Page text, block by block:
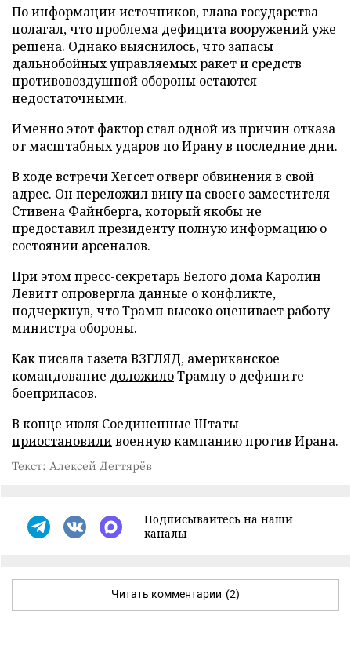
По информации источников, глава государства
полагал, что проблема дефицита вооружений уже
решена. Однако выяснилось, что запасы
дальнобойных управляемых ракет и средств
противовоздушной обороны остаются
недостаточными.
Именно этот фактор стал одной из причин отказа
от масштабных ударов по Ирану в последние дни.
В ходе встречи Хегсет отверг обвинения в свой
адрес. Он переложил вину на своего заместителя
Стивена Файнберга, который якобы не
предоставил президенту полную информацию о
состоянии арсеналов.
При этом пресс-секретарь Белого дома Каролин
Левитт опровергла данные о конфликте,
подчеркнув, что Трамп высоко оценивает работу
министра обороны.
Как писала газета ВЗГЛЯД, американское
командование доложилоТрампу о дефиците
боеприпасов.
В конце июля Соединенные Штаты
приостановиливоенную кампанию против Ирана.
Текст: Алексей Дегтярёв
Подписывайтесь на наши
каналы
Читать комментарии (2)